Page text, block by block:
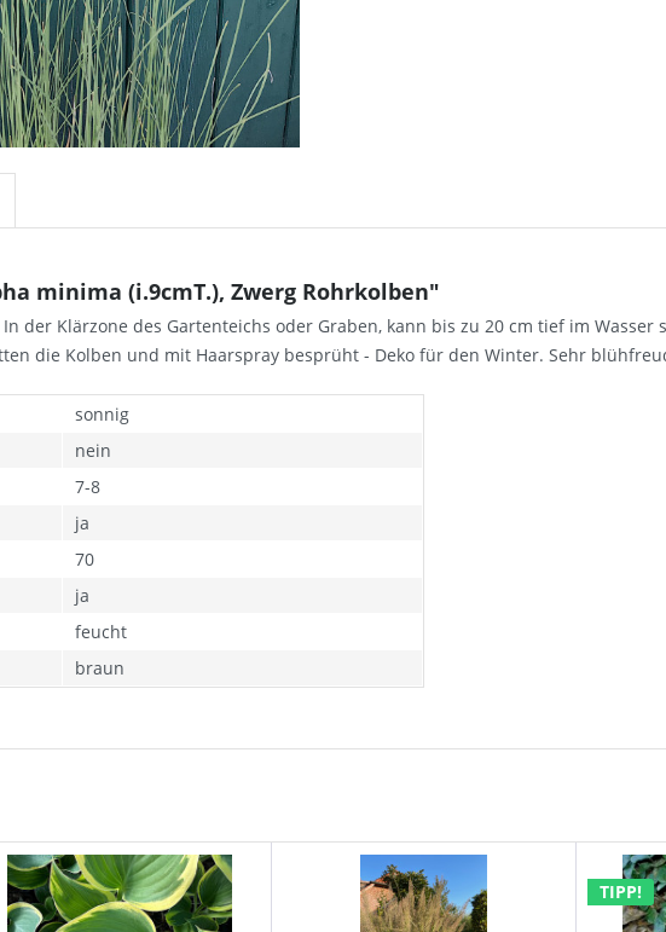
minima (i.9cmT.), Zwerg Rohrkolben"
der Klärzone des Gartenteichs oder Graben, kann bis zu 20 cm tief im Wasser
die Kolben und mit Haarspray besprüht - Deko für den Winter. Sehr
sonnig
nein
7-8
ja
70
ja
feucht
braun
TIPP!